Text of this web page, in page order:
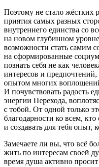
Поэтому не стало жёстких
приятия самых разных
внутреннего единства со
на новом глубинном
возможности стать самим
на сформированные
познать себя не как
интересов и
опытом многих
И почувствовать радость
энергии Перехода,
с тобой. От одной только
благодарности ко всем,
и создавать для тебя опыт,
Замечаете ли вы, что всё
жить по интересам своей
время душа активно